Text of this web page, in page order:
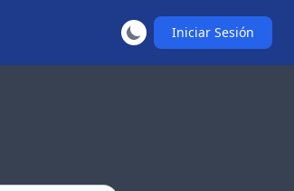
Iniciar Sesión